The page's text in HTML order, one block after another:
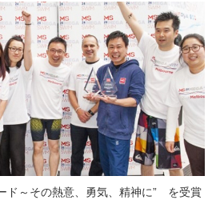
ド～その熱意、勇気、精神に” を受賞